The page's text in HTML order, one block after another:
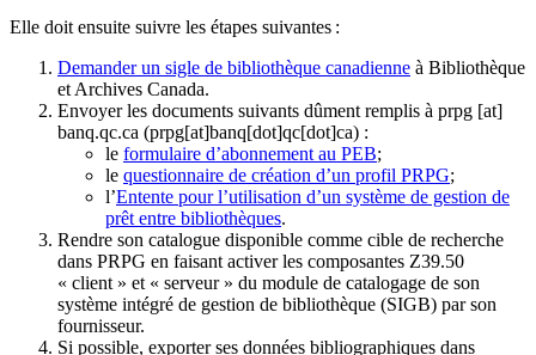
Elle doit ensuite suivre les étapes suivantes :
Demander un sigle de bibliothèque canadienne à Bibliothèque
et Archives Canada.
Envoyer les documents suivants dûment remplis à prpg [at]
banq.qc.ca (prpg[at]banq[dot]qc[dot]ca) :
le formulaire d’abonnement au PEB;
le questionnaire de création d’un profil PRPG;
l’Entente pour l’utilisation d’un système de gestion de
prêt entre bibliothèques.
Rendre son catalogue disponible comme cible de recherche
dans PRPG en faisant activer les composantes Z39.50
« client » et « serveur » du module de catalogage de son
système intégré de gestion de bibliothèque (SIGB) par son
fournisseur.
Si possible, exporter ses données bibliographiques dans